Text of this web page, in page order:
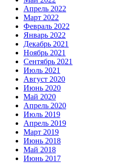
Апрель 2022
Март 2022
Февраль 2022
Январь 2022
Декабрь 2021
Ноябрь 2021
Сентябрь 2021
Июль 2021
Август 2020
Июнь 2020
Май 2020
Апрель 2020
Июль 2019
Апрель 2019
Март 2019
Июнь 2018
Май 2018
Июнь 2017